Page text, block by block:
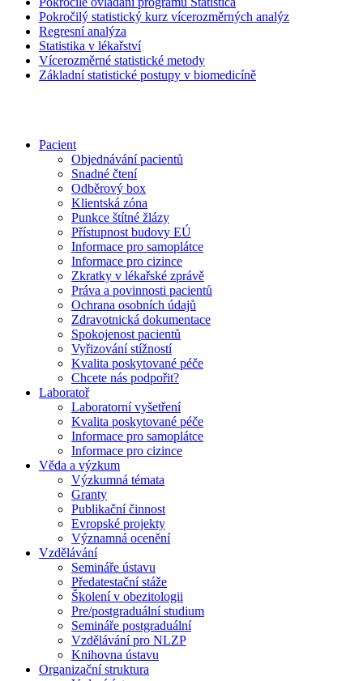
Pokročilý statistický kurz vícerozměrných analýz
Regresní analýza
Statistika v lékařství
Vícerozměrné statistické metody
Základní statistické postupy v biomedicíně
Pacient
Objednávání pacientů
Snadné čtení
Odběrový box
Klientská zóna
Punkce štítné žlázy
Přístupnost budovy EÚ
Informace pro samoplátce
Informace pro cizince
Zkratky v lékařské zprávě
Práva a povinnosti pacientů
Ochrana osobních údajů
Zdravotnická dokumentace
Spokojenost pacientů
Vyřizování stížností
Kvalita poskytované péče
Chcete nás podpořit?
Laboratoř
Laboratorní vyšetření
Kvalita poskytované péče
Informace pro samoplátce
Informace pro cizince
Věda a výzkum
Výzkumná témata
Granty
Publikační činnost
Evropské projekty
Významná ocenění
Vzdělávání
Semináře ústavu
Předatestační stáže
Školení v obezitologii
Pre/postgraduální studium
Semináře postgraduální
Vzdělávání pro NLZP
Knihovna ústavu
Organizační struktura